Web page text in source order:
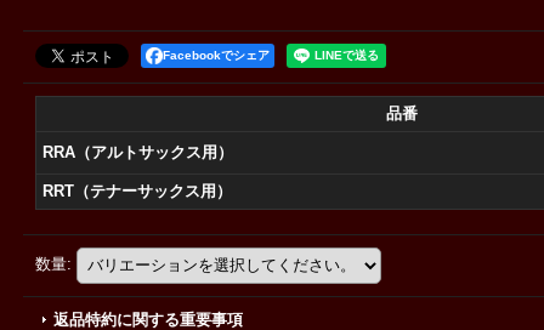
Facebookでシェア
品番
RRA（アルトサックス用）
RRT（テナーサックス用）
数量:
返品特約に関する重要事項